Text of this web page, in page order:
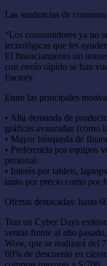
Las tendencias de
“Los consumidores ya no
tecnológicas que les
El financiamiento sin
con envío rápido se han
Factory.
Entre las principales
• Alta demanda de
gráficas avanzadas (como
• Mayor búsqueda de
• Preferencia por equipos
personal.
• Interés por tablets,
tanto por precio como por
Ofertas destacadas: hasta
Tras un Cyber Days
ventas frente al año
Wow, que se realizará del
60% de descuento en